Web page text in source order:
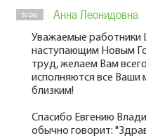
30 Dec Анна Леонидовна
Уважаемые работники
наступающим Новым
труд, желаем Вам
исполняются все
близким!
Спасибо Евгению
обычно говорит: